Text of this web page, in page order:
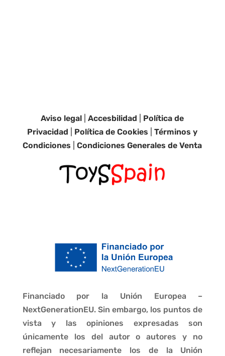
Aviso legal |Accesbilidad
Política de
Privacidad
Política de Cookies |Términos y
Condiciones |Condiciones Generales de Venta
Financiado por la Unión Europea –
NextGenerationEU. Sin embargo, los puntos de
vista y las opiniones expresadas son
únicamente los del autor o autores y no
reflejan necesariamente los de la Unión